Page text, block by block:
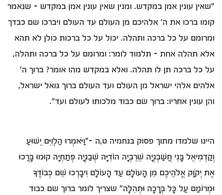
"שאין עונין אמן במקדש. ומנין שאין עונין אמן במקדש - שנאמר
קומו ברכו את ה' אלהיכם מן העולם עד העולם ויברכו שם כבדך
ומרומם על כל ברכה ותהלה. יכול על כל ברכות כולן לא תהא
אלא תהלה אחת - תלמוד לומר: ומרומם על כל ברכה ותהלה,
על כל ברכה תן לו תהלה. ואלא במקדש מהו אומר? ברוך ה'
אלהים אלהי ישראל מן העולם ועד העולם ברוך גואל ישראל,
והן עונין אחריו: ברוך שם כבוד מלכותו לעולם ועד".
היינו שלמדו מתוך פסוק בנחמיה ט,ה –"וַיֹּאמְרוּ הַלְוִיִּם יֵשׁוּעַ
וְקַדְמִיאֵל בָּנִי חֲשַׁבְנְיָה שֵׁרֵבְיָה הוֹדִיָּה שְׁבַנְיָה פְתַחְיָה קוּמוּ בָּרֲכוּ
אֶת יְקֹוָק אֱלֹהֵיכֶם מִן הָעוֹלָם עַד הָעוֹלָם וִיבָרְכוּ שֵׁם כְּבוֹדֶךָ
וּמְרוֹמַם עַל כָּל בְּרָכָה וּתְהִלָּה" שצריך לומר ברוך שם כבוד